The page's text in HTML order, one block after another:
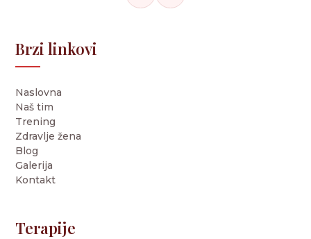
Brzi linkovi
Naslovna
Naš tim
Trening
Zdravlje žena
Blog
Galerija
Kontakt
Terapije